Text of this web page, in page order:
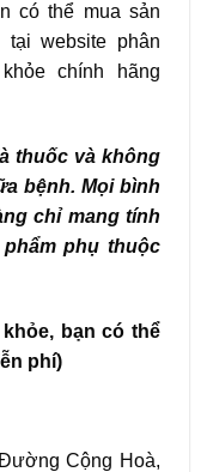
có thể mua sản
tại website phân
chính hãng
thuốc và không
bệnh. Mọi bình
chỉ mang tính
phụ thuộc
bạn có thể
phí)
Cộng Hoà,